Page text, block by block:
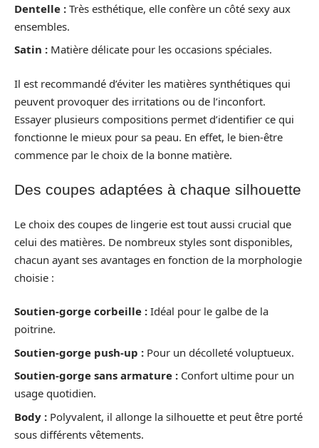
Dentelle : Très esthétique, elle confère un côté sexy aux
ensembles.
Satin : Matière délicate pour les occasions spéciales.
Il est recommandé d’éviter les matières synthétiques qui
peuvent provoquer des irritations ou de l’inconfort.
Essayer plusieurs compositions permet d’identifier ce qui
fonctionne le mieux pour sa peau. En effet, le bien-être
commence par le choix de la bonne matière.
Des coupes adaptées à chaque silhouette
Le choix des coupes de lingerie est tout aussi crucial que
celui des matières. De nombreux styles sont disponibles,
chacun ayant ses avantages en fonction de la morphologie
choisie :
Soutien-gorge corbeille : Idéal pour le galbe de la
poitrine.
Soutien-gorge push-up : Pour un décolleté voluptueux.
Soutien-gorge sans armature : Confort ultime pour un
usage quotidien.
Body : Polyvalent, il allonge la silhouette et peut être porté
sous différents vêtements.